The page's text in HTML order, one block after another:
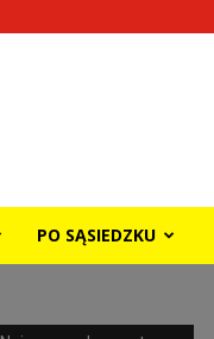
PO SĄSIEDZKU